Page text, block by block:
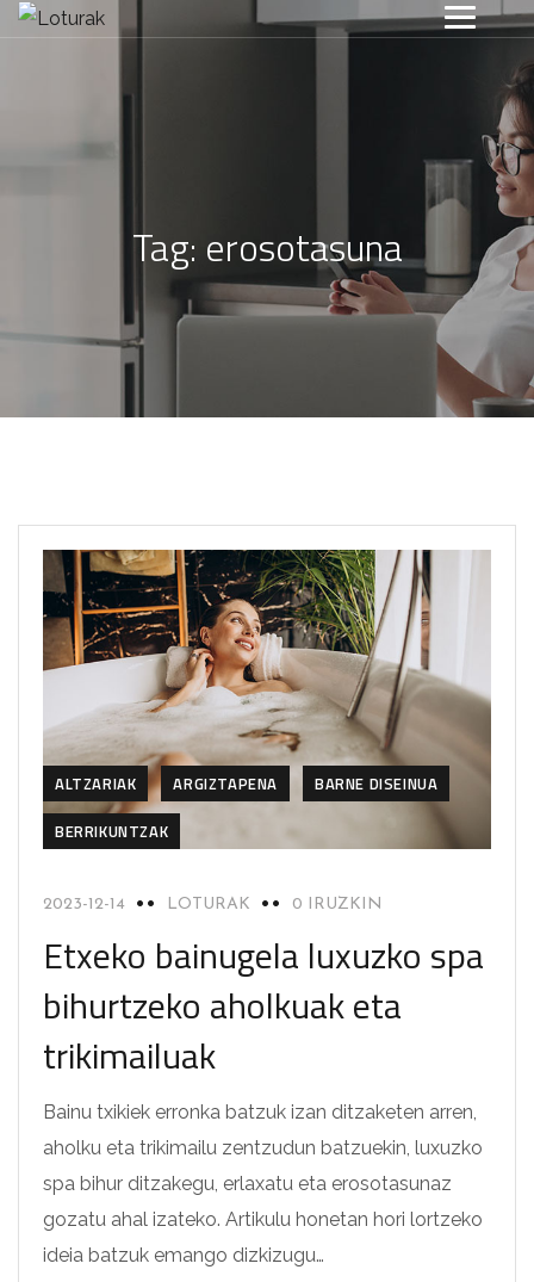
Tag: erosotasuna
ALTZARIAK ARGIZTAPENA
BARNE DISEINUA
BERRIKUNTZAK
2023-12-14 LOTURAK 0 IRUZKIN
Etxeko bainugela luxuzko spa
bihurtzeko aholkuak eta
trikimailuak
Bainu txikiek erronka batzuk izan ditzaketen arren,
aholku eta trikimailu zentzudun batzuekin, luxuzko
spa bihur ditzakegu, erlaxatu eta erosotasunaz
gozatu ahal izateko. Artikulu honetan hori lortzeko
ideia batzuk emango dizkizugu…